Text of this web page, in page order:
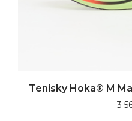
Tenisky Hoka® M
3